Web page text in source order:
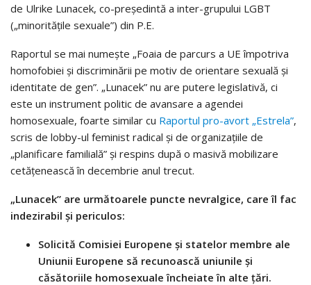
de Ulrike Lunacek, co-președintă a inter-grupului LGBT
(„minoritățile sexuale”) din P.E.
Raportul se mai numește „Foaia de parcurs a UE împotriva
homofobiei și discriminării pe motiv de orientare sexuală și
identitate de gen”. „Lunacek” nu are putere legislativă, ci
este un instrument politic de avansare a agendei
homosexuale, foarte similar cu Raportul pro-avort „Estrela”,
scris de lobby-ul feminist radical și de organizațiile de
„planificare familială” și respins după o masivă mobilizare
cetățenească în decembrie anul trecut.
„Lunacek” are următoarele puncte nevralgice, care îl fac
indezirabil și periculos:
Solicită Comisiei Europene și statelor membre ale
Uniunii Europene să recunoască uniunile și
căsătoriile homosexuale încheiate în alte țări.